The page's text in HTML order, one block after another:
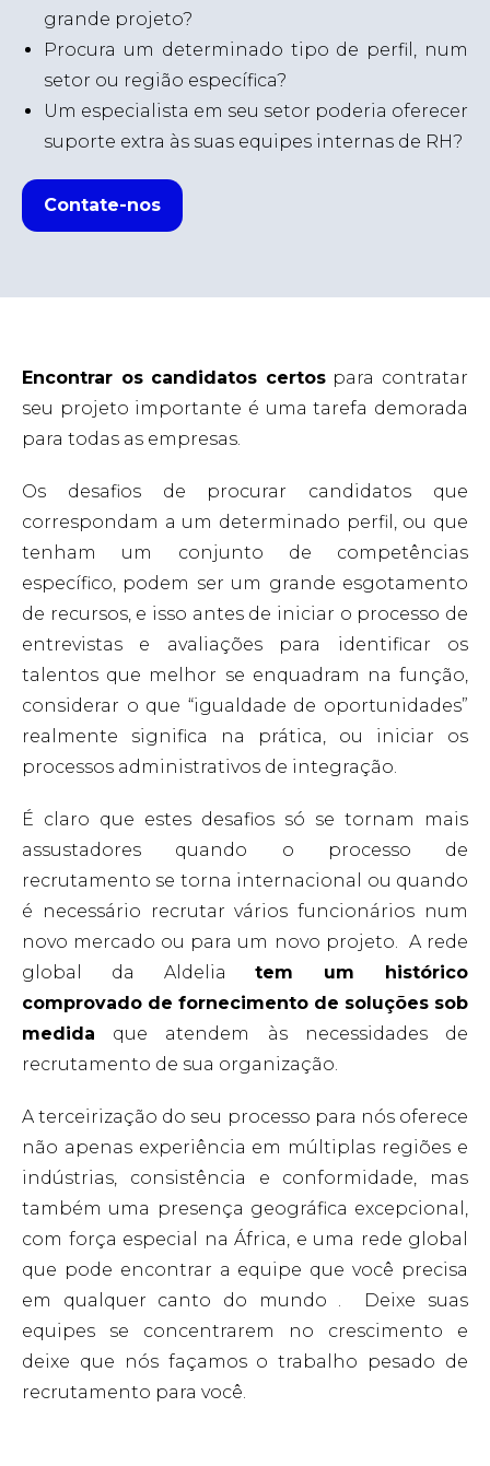
grande projeto?
Procura um determinado tipo de perfil, num
setor ou região específica?
Um especialista em seu setor poderia oferecer
suporte extra às suas equipes internas de RH?
Contate-nos
Encontrar os candidatos certospara contratar
seu projeto importante é uma tarefa demorada
para todas as empresas.
Os desafios de procurar candidatos que
correspondam a um determinado perfil, ou que
tenham um conjunto de competências
específico, podem ser um grande esgotamento
de recursos, e isso antes de iniciar o processo de
entrevistas e avaliações para identificar os
talentos que melhor se enquadram na função,
considerar o que “igualdade de oportunidades”
realmente significa na prática, ou iniciar os
processos administrativos de integração.
É claro que estes desafios só se tornam mais
assustadores quando o processo de
recrutamento se torna internacional ou quando
é necessário recrutar vários funcionários num
novo mercado ou para um novo projeto. A rede
global da Aldeliatem um histórico
comprovado de fornecimento de soluções sob
medida que atendem às necessidades de
recrutamento de sua organização.
A terceirização do seu processo para nós oferece
não apenas experiência em múltiplas regiões e
indústrias, consistência e conformidade, mas
também uma presença geográfica excepcional,
com força especial na África, e uma rede global
que pode encontrar a equipe que você precisa
em qualquer canto do mundo .
Deixe suas
equipes se concentrarem no crescimento e
deixe que nós façamos o trabalho pesado de
recrutamento para você.